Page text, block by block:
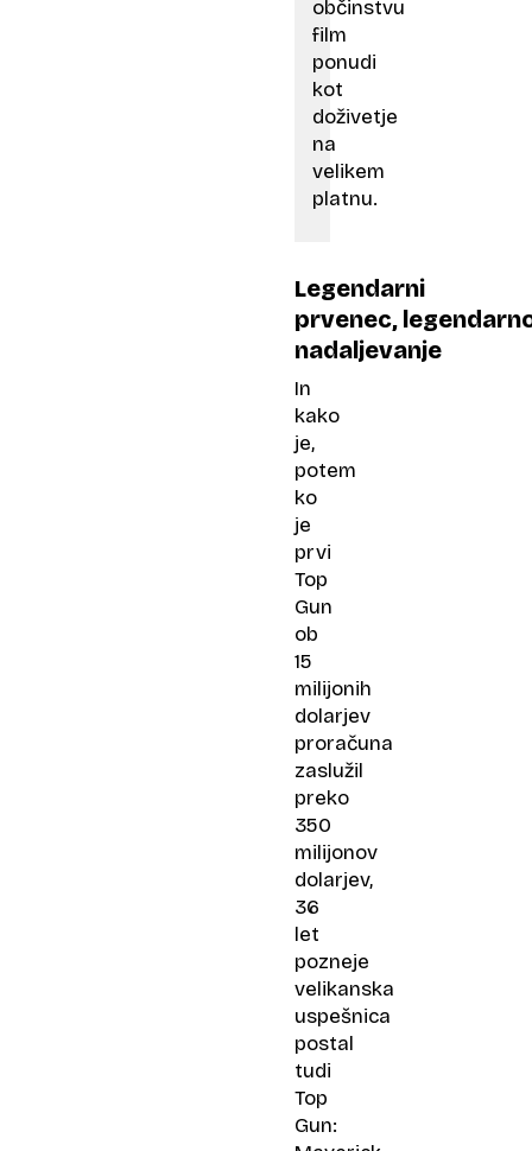
občinstvu
film
ponudi
kot
doživetje
na
velikem
platnu.
Legendarni
prvenec,
nadaljevanje
In
kako
je,
potem
ko
je
prvi
Top
Gun
ob
15
milijonih
dolarjev
proračuna
zaslužil
preko
350
milijonov
dolarjev,
36
let
pozneje
velikanska
uspešnica
postal
tudi
Top
Gun: